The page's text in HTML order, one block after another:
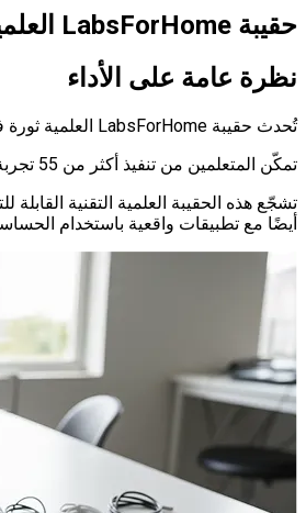
حقيبة LabsForHome العلمية للعلوم التطبيقية
نظرة عامة على الأداء
تُحدث حقيبة LabsForHome العلمية ثورة في كيفية استكشاف الطلاب للعلوم من خلال الجمع بين التكنولوجيا والتجريب العملي.
تمكّن المتعلمين من تنفيذ أكثر من 55 تجربة حقيقية مواءَمة مع المناهج الدولية — في المنزل أو في الفصل أو في أي مكان.
تشجّع هذه الحقيبة العلمية التقنية
أيضًا مع تطبيقات واقعية باستخدام